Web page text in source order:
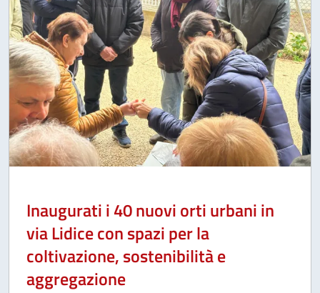
Inaugurati i 40 nuovi orti urbani in
via Lidice con spazi per la
coltivazione, sostenibilità e
aggregazione